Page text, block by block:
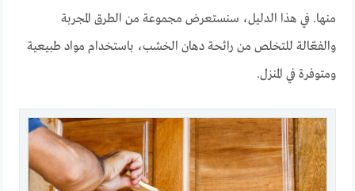
منها. في هذا الدليل، سنستعرض مجموعة من الطرق المجربة
والفعّالة للتخلص من رائحة دهان الخشب، باستخدام مواد طبيعية
ومتوفرة في المنزل.